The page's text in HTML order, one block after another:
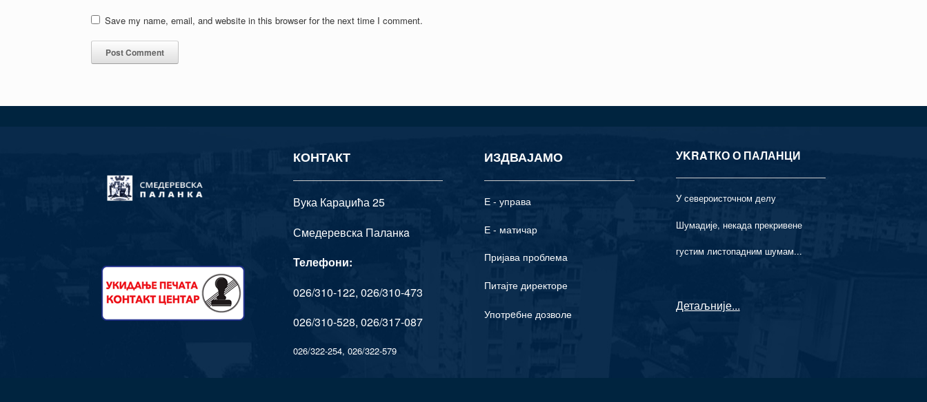
Save my name, email, and website in this browser for the next time I comment.
КОНТАКТ
Вука Караџића 25
Смедеревска Паланкa
Телефони:
026/310-122, 026/310-473
026/310-528, 026/317-087
026/322-254, 026/322-579
ИЗДВАЈАМО
Е - управа
Е - матичар
Пријава проблема
Питајте директоре
Употрeбне дозволе
УKRAТКО О ПАЛАНЦИ
У североисточном делу
Шумадије, некада прекривене
густим листопадним шумам...
Детаљније...